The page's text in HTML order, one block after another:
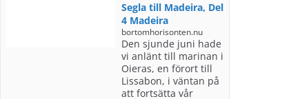
Segla till Madeira, Del
4 Madeira
bortomhorisonten.nu
Den sjunde juni hade
vi anlänt till marinan i
Oieras, en förort till
Lissabon, i väntan på
att fortsätta vår